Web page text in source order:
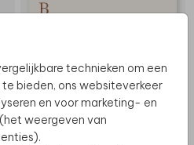
technieken om een
bieden, ons websiteverkeer
en voor marketing- en
weergeven van